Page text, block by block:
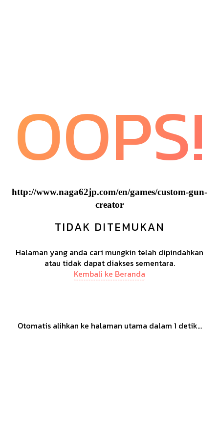
OOPS!
http://www.naga62jp.com/en/games/custom-gun-
creator
TIDAK DITEMUKAN
Halaman yang anda cari mungkin telah dipindahkan
atau tidak dapat diakses sementara.
Kembali ke Beranda
Otomatis alihkan ke halaman utama dalam 1 detik...